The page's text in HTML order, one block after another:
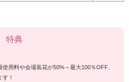
特典
用料や会場装花が50%～最大100％OFF、
！